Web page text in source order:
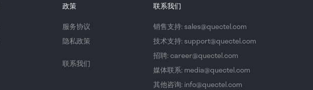
政策
服务协议
隐私政策
联系我们
联系我们
销售支持: sales@quectel.com
技术支持: support@quectel.com
招聘: career@quectel.com
媒体联系: media@quectel.com
其他咨询: info@quectel.com